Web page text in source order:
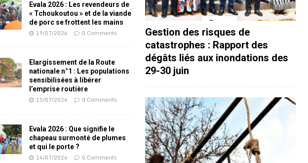
Evala 2026 : Les revendeurs de
« Tchoukoutou » et de la viande
de porc se frottent les mains
19/07/2026 0 Comments
Elargissement de la Route
nationale n°1 : Les populations
sensibilisées à libérer
l’emprise routière
15/07/2026 0 Comments
Evala 2026 : Que signifie le
chapeau surmonté de plumes
et qui le porte ?
14/07/2026 0 Comments
Gestion des risques de
catastrophes : Rapport des
dégâts liés aux inondations des
29-30 juin